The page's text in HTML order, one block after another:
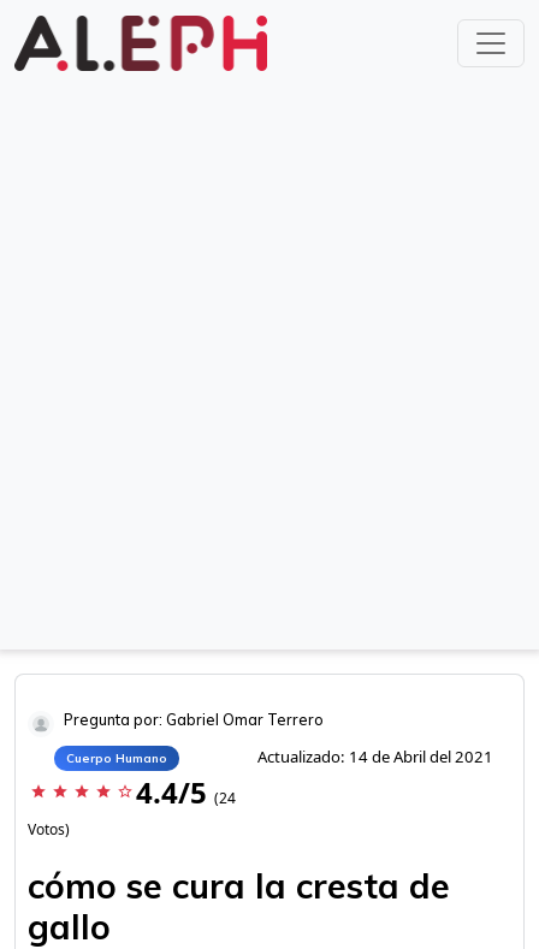
Pregunta por: Gabriel Omar Terrero
Cuerpo Humano Actualizado: 14 de Abril del 2021
star star star star star_border 4.4/5 (24
Votos)
cómo se cura la cresta de
gallo